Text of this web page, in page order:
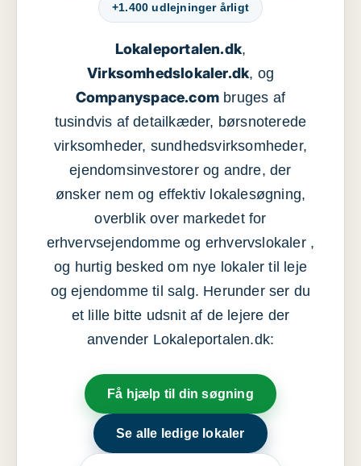
+1.400 udlejninger årligt
Lokaleportalen.dk,
Virksomhedslokaler.dk, og
Companyspace.com bruges af
tusindvis af detailkæder, børsnoterede
virksomheder, sundhedsvirksomheder,
ejendomsinvestorer og andre, der
ønsker nem og effektiv lokalesøgning,
overblik over markedet for
erhvervsejendomme og erhvervslokaler ,
og hurtig besked om nye lokaler til leje
og ejendomme til salg. Herunder ser du
et lille bitte udsnit af de lejere der
anvender Lokaleportalen.dk:
Få hjælp til din søgning
Se alle ledige lokaler